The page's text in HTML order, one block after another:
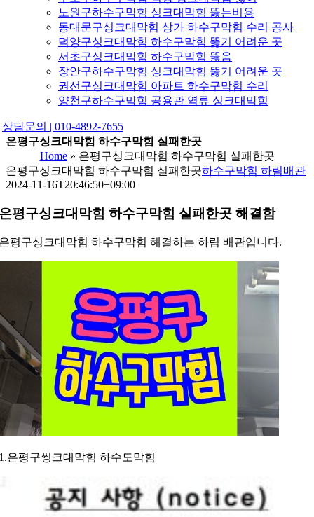
노원구하수구막힘 싱크대막힘 뚫는비용
동대문구싱크대막힘 상가 하수구막힘 수리 공사
덕양구싱크대막힘 하수구막힘 뚫기 어려운 곳
서초구싱크대막힘 하수구막힘 뚫음
장안구하수구막힘 싱크대막힘 뚫기 어려운 곳
권선구싱크대막힘 아파트 하수구막힘 수리
양천구하수구막힘 공용관 역류 싱크대막힘
상담문의 | 010-4892-7655
은평구싱크대막힘 하수구막힘 실패한곳
Home» 은평구싱크대막힘 하수구막힘 실패한곳
은평구싱크대막힘 하수구막힘 실패한곳하수구막힘 하림배관
2024-11-16T20:46:50+09:00
평구싱크대막힘 하수구막힘 실패한곳 해결함
평구싱크대막힘 하수구막힘 해결하는 하림 배관입니다.
은평구씽크대막힘 하수도막힘